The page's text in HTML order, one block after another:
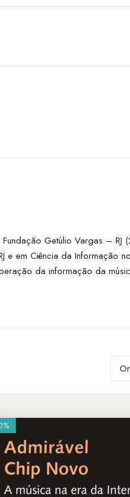
Getúlio Vargas – RJ
em Ciência da Informação
da informação da